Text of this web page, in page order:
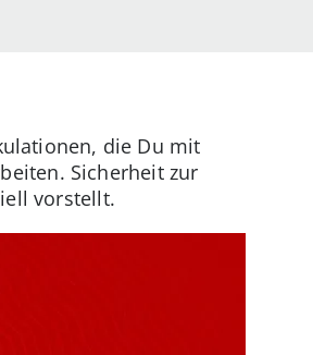
die Du mit
Sicherheit zur
vorstellt.